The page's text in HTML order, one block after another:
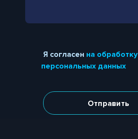
Я согласен на обработку
персональных данных